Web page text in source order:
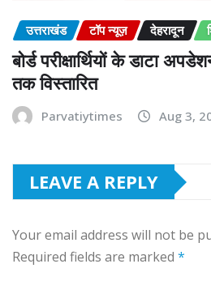
उत्तराखंड टॉप न्यूज़ देहरादून
बोर्ड परीक्षार्थियों के डाटा
तक विस्तारित
Parvatiytimes Aug 3,
LEAVE A REPLY
Your email address will not be
Required fields are marked *